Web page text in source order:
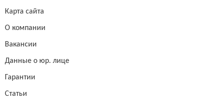
Карта сайта
О компании
Вакансии
Данные о юр. лице
Гарантии
Статьи